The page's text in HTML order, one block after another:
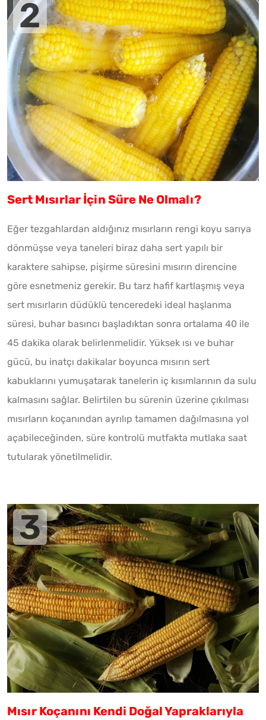
Sert Mısırlar İçin Süre Ne Olmalı?
Eğer tezgahlardan aldığınız mısırların rengi koyu sarıya
dönmüşse veya taneleri biraz daha sert yapılı bir
karaktere sahipse, pişirme süresini mısırın direncine
göre esnetmeniz gerekir. Bu tarz hafif kartlaşmış veya
sert mısırların düdüklü tenceredeki ideal haşlanma
süresi, buhar basıncı başladıktan sonra ortalama 40 ile
45 dakika olarak belirlenmelidir. Yüksek ısı ve buhar
gücü, bu inatçı dakikalar boyunca mısırın sert
kabuklarını yumuşatarak tanelerin iç kısımlarının da sulu
kalmasını sağlar. Belirtilen bu sürenin üzerine çıkılması
mısırların koçanından ayrılıp tamamen dağılmasına yol
açabileceğinden, süre kontrolü mutfakta mutlaka saat
tutularak yönetilmelidir.
Mısır Koçanını Kendi Doğal Yapraklarıyla